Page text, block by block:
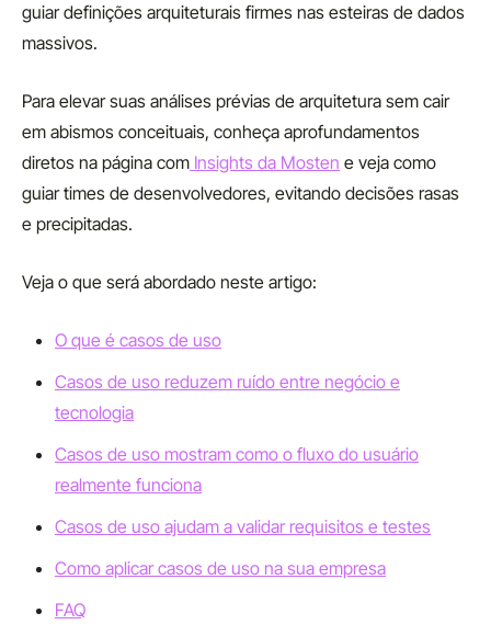
guiar definições arquiteturais firmes nas esteiras de dados
massivos.
Para elevar suas análises prévias de arquitetura sem cair
em abismos conceituais, conheça aprofundamentos
diretos na página com Insights da Mosten e veja como
guiar times de desenvolvedores, evitando decisões rasas
e precipitadas.
Veja o que será abordado neste artigo:
O que é casos de uso
Casos de uso reduzem ruído entre negócio e
tecnologia
Casos de uso mostram como o fluxo do usuário
realmente funciona
Casos de uso ajudam a validar requisitos e testes
Como aplicar casos de uso na sua empresa
FAQ